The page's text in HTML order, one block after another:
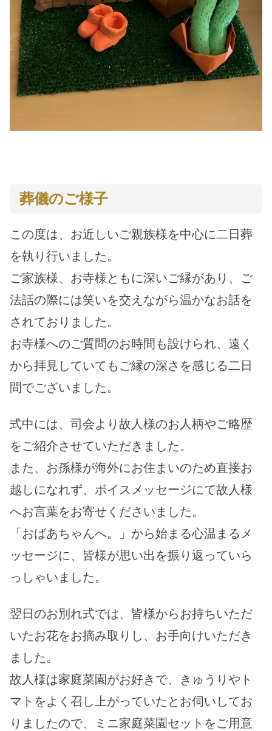
葬儀のご様子
この度は、お近しいご親族様を中心に二日葬
を執り行いました。
ご家族様、お寺様ともに深いご縁があり、ご
法話の際には笑いを交えながら温かなお話を
されておりました。
お寺様へのご質問のお時間も設けられ、遠く
から拝見していてもご縁の深さを感じる二日
間でございました。
式中には、司会より故人様のお人柄やご略歴
をご紹介させていただきました。
また、お孫様が海外にお住まいのため直接お
越しになれず、ボイスメッセージにて故人様
へお言葉をお寄せくださいました。
「おばあちゃんへ。」から始まる心温まるメ
ッセージに、皆様が思い出を振り返っていら
っしゃいました。
翌日のお別れ式では、皆様からお持ちいただ
いたお花をお摘み取りし、お手向けいただき
ました。
故人様は家庭菜園がお好きで、きゅうりやト
マトをよく召し上がっていたとお伺いしてお
りましたので、ミニ家庭菜園セットをご用意